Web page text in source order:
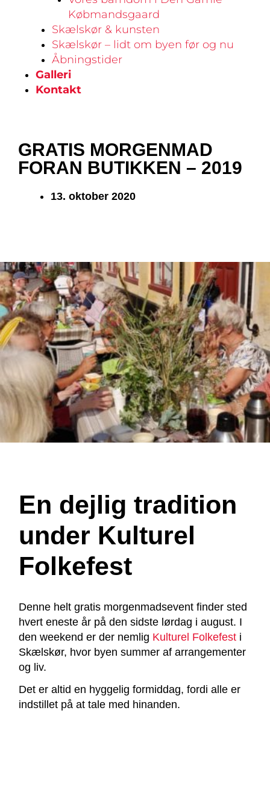
Købmandsgaard
Skælskør & kunsten
Skælskør – lidt om byen før og nu
Åbningstider
Galleri
Kontakt
GRATIS MORGENMAD
FORAN BUTIKKEN – 2019
13. oktober 2020
En dejlig tradition
under Kulturel
Folkefest
Denne helt gratis morgenmadsevent finder sted
hvert eneste år på den sidste lørdag i august. I
den weekend er der nemlig Kulturel Folkefest i
Skælskør, hvor byen summer af arrangementer
og liv.
Det er altid en hyggelig formiddag, fordi alle er
indstillet på at tale med hinanden.